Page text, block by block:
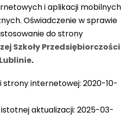
i aplikacji mobilnych
Oświadczenie w sprawie
do strony
Szkoły Przedsiębiorczości
.
strony internetowej: 2020-10-
aktualizacji: 2025-03-